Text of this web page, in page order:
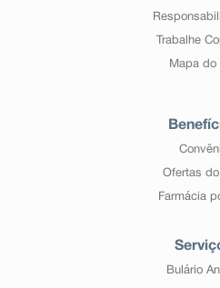
Trabalhe
Mapa do
Ofertas
Farmácia
Bulário